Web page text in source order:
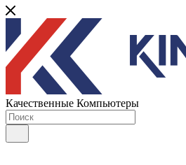
Качественные Компьютеры